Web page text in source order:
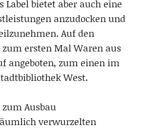
bietet aber auch eine
anzudocken und
Auf den
ersten Mal Waren aus
angeboten, zum einen im
West.
Ausbau
verwurzelten